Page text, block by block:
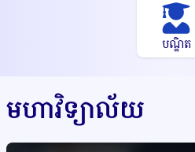
បណ្ឌិត
មហាវិទ្យាល័យ